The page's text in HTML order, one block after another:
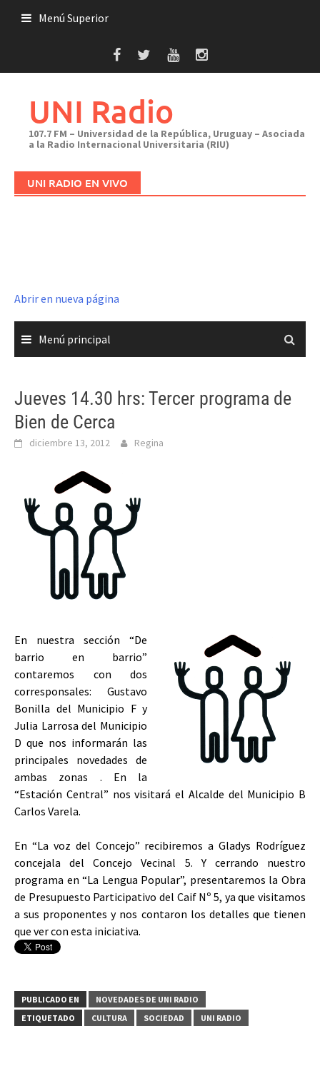
Menú Superior
UNI Radio
107.7 FM – Universidad de la República, Uruguay – Asociada
a la Radio Internacional Universitaria (RIU)
UNI RADIO EN VIVO
Abrir en nueva página
Menú principal
Jueves 14.30 hrs: Tercer programa de
Bien de Cerca
diciembre 13, 2012 Regina
En nuestra sección “De
barrio en barrio”
contaremos con dos
corresponsales: Gustavo
Bonilla del Municipio F y
Julia Larrosa del Municipio
D que nos informarán las
principales novedades de
ambas zonas . En la
“Estación Central” nos visitará el Alcalde del Municipio B
Carlos Varela.
En “La voz del Concejo” recibiremos a Gladys Rodríguez
concejala del Concejo Vecinal 5. Y cerrando nuestro
programa en “La Lengua Popular”, presentaremos la Obra
de Presupuesto Participativo del Caif Nº 5, ya que visitamos
a sus proponentes y nos contaron los detalles que tienen
que ver con esta iniciativa.
PUBLICADO EN
NOVEDADES DE UNI RADIO
ETIQUETADO
CULTURA SOCIEDAD UNI RADIO